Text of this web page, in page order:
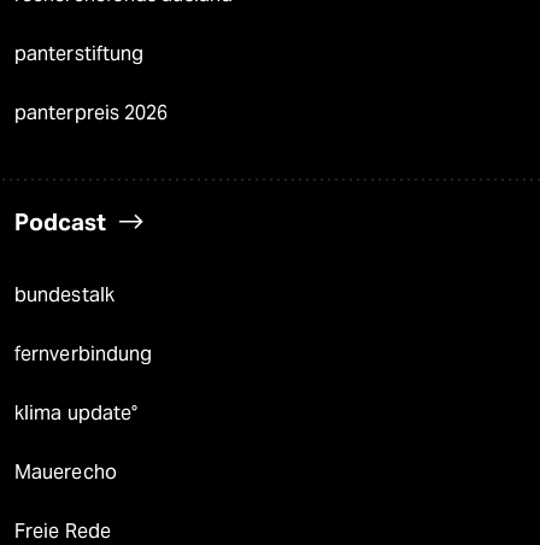
panterstiftung
panterpreis 2026
Podcast
bundestalk
fernverbindung
klima update°
Mauerecho
Freie Rede